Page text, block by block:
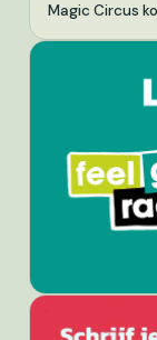
Magic Circus